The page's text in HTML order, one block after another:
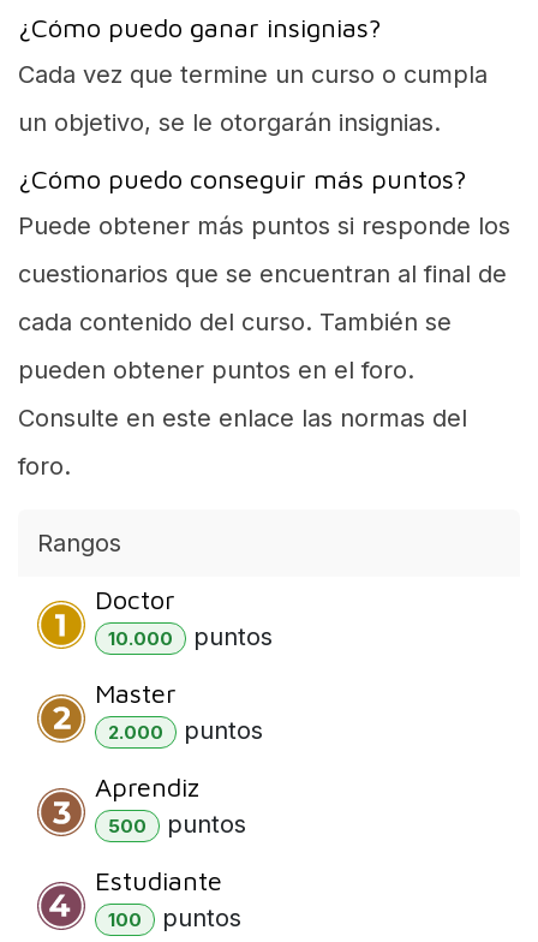
¿Cómo puedo ganar insignias?
Cada vez que termine un curso o cumpla
un objetivo, se le otorgarán insignias.
¿Cómo puedo conseguir más puntos?
Puede obtener más puntos si responde los
cuestionarios que se encuentran al final de
cada contenido del curso. También se
pueden obtener puntos en el foro.
Consulte en este enlace las normas del
foro.
Rangos
Doctor
10.000 puntos
Master
2.000 puntos
Aprendiz
500 puntos
Estudiante
100 puntos